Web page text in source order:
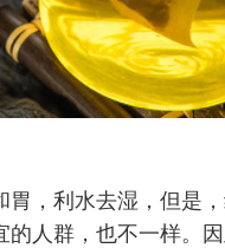
，利水去湿，但是
人群，也不一样。